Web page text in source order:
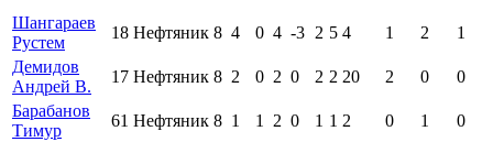
Шангараев
Рустем
18 Нефтяник 8 4 0 4 -3 2 5 4 1 2
1
Демидов
Андрей В.
17 Нефтяник 8 2 0 2 0 2 2 20 2 0
0
Барабанов
Тимур
61 Нефтяник 8 1 1 2 0 1 1 2 0 1
0